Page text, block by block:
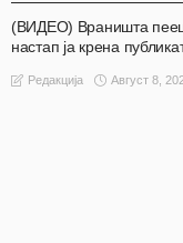
(ВИДЕО) Враништа
настап ја крена
Редакција Август 8,